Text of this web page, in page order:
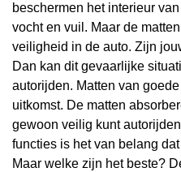
beschermen het interieur
vocht en vuil. Maar de
veiligheid in de auto. Zijn
Dan kan dit gevaarlijke
autorijden. Matten van
uitkomst. De matten
gewoon veilig kunt
functies is het van belang
Maar welke zijn het beste?